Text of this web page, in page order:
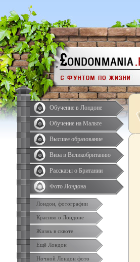
Обучение в Лондоне
Обучение на Мальте
Высшее образование
Виза в Великобританию
Рассказы о Британии
Фото Лондона
Лондон, фотографии
Красиво о Лондоне
Жизнь в сквоте
Ещё Лондон
Ночной Лондон фото